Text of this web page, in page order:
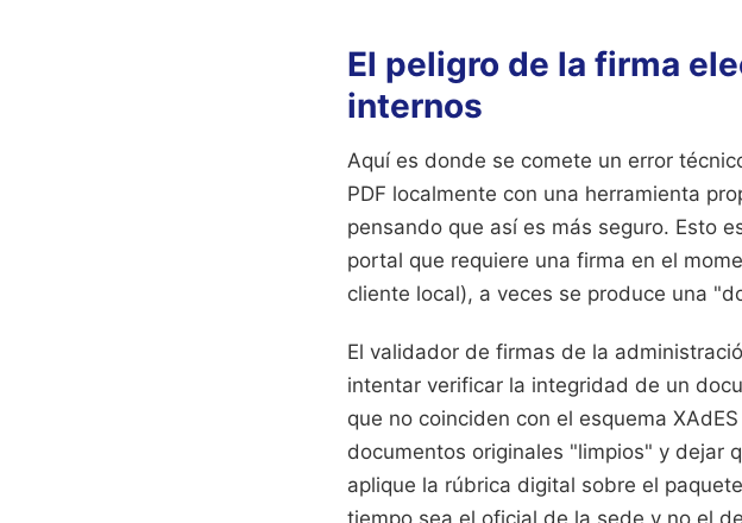
El peligro de la firma
internos
Aquí es donde se comete un error
PDF localmente con una herramienta
pensando que así es más seguro. Esto
portal que requiere una firma en el
cliente local), a veces se produce una
El validador de firmas de la
intentar verificar la integridad de un
que no coinciden con el esquema
documentos originales "limpios" y dejar
aplique la rúbrica digital sobre el